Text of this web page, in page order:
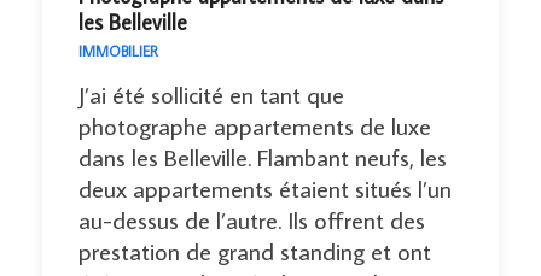
les Belleville
IMMOBILIER
J’ai été sollicité en tant que
photographe appartements de luxe
dans les Belleville. Flambant neufs, les
deux appartements étaient situés l’un
au-dessus de l’autre. Ils offrent des
prestation de grand standing et ont